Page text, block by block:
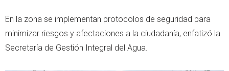
En la zona se implementan protocolos de seguridad para
minimizar riesgos y afectaciones a la ciudadanía, enfatizó la
Secretaría de Gestión Integral del Agua.